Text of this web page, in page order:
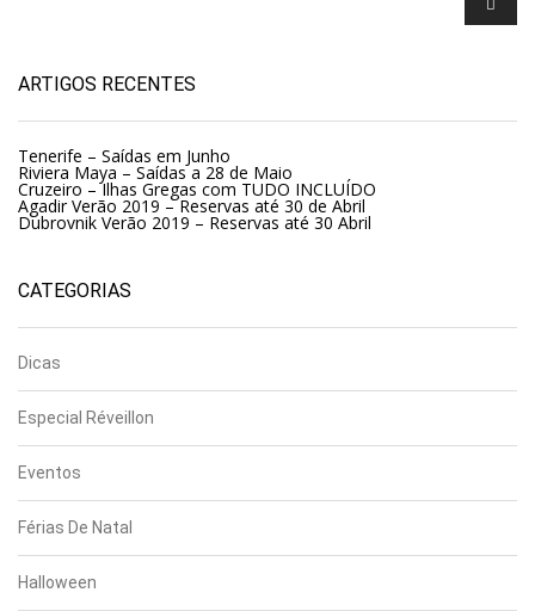
ARTIGOS RECENTES
Tenerife – Saídas em Junho
Riviera Maya – Saídas a 28 de Maio
Cruzeiro – Ilhas Gregas com TUDO INCLUÍDO
Agadir Verão 2019 – Reservas até 30 de Abril
Dubrovnik Verão 2019 – Reservas até 30 Abril
CATEGORIAS
Dicas
Especial Réveillon
Eventos
Férias De Natal
Halloween